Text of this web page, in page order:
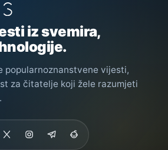
iz svemira,
popularnoznanstvene vijesti,
za čitatelje koji žele razumjeti